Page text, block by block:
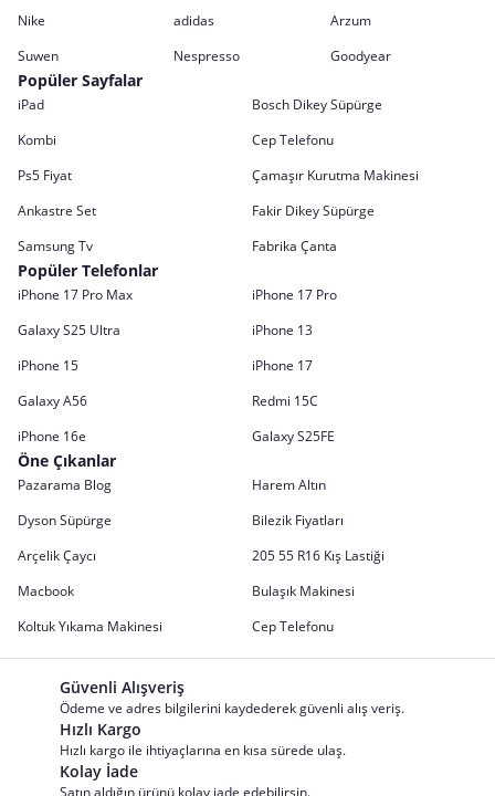
Nike adidas
Arzum
Suwen
Nespresso Goodyear
Popüler Sayfalar
iPad
Bosch Dikey Süpürge
Kombi
Cep Telefonu
Ps5 Fiyat
Çamaşır Kurutma Makinesi
Ankastre Set
Fakir Dikey Süpürge
Samsung Tv
Fabrika Çanta
Popüler Telefonlar
iPhone 17 Pro Max
iPhone 17 Pro
Galaxy S25 Ultra
iPhone 13
iPhone 15
iPhone 17
Galaxy A56
Redmi 15C
iPhone 16e
Galaxy S25FE
Öne Çıkanlar
Pazarama Blog
Harem Altın
Dyson Süpürge
Bilezik Fiyatları
Arçelik Çaycı
205 55 R16 Kış Lastiği
Macbook
Bulaşık Makinesi
Koltuk Yıkama Makinesi
Cep Telefonu
Güvenli Alışveriş
Ödeme ve adres bilgilerini kaydederek güvenli alış veriş.
Hızlı Kargo
Hızlı kargo ile ihtiyaçlarına en kısa sürede ulaş.
Kolay İade
Satın aldığın ürünü kolay iade edebilirsin.